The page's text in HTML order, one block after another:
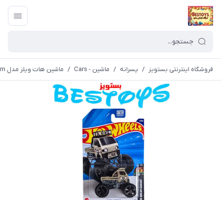
فروشگاه اینترنتی بستویز / پسرانه / ماشین - Cars / ماشین هات ویلز مدل Mazda Autozam